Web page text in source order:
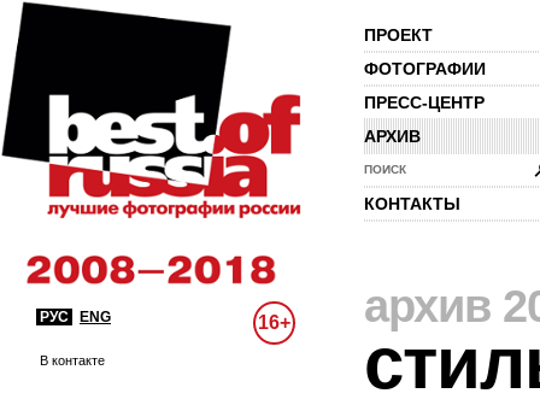
ПРОЕКТ
ФОТОГРАФИИ
ПРЕСС-ЦЕНТР
АРХИВ
ПОИСК
КОНТАКТЫ
РУС ENG 16+
В контакте
архив